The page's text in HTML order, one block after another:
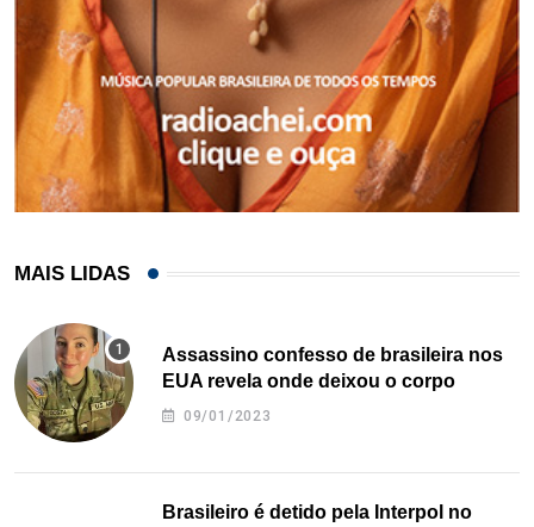
MAIS LIDAS
Assassino confesso de brasileira nos
EUA revela onde deixou o corpo
09/01/2023
Brasileiro é detido pela Interpol no